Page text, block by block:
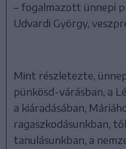
– fogalmazott ünnepi
Udvardi György,
Mint részletezte,
pünkösd-várásban, a
a kiáradásában,
ragaszkodásunkban,
tanulásunkban, a